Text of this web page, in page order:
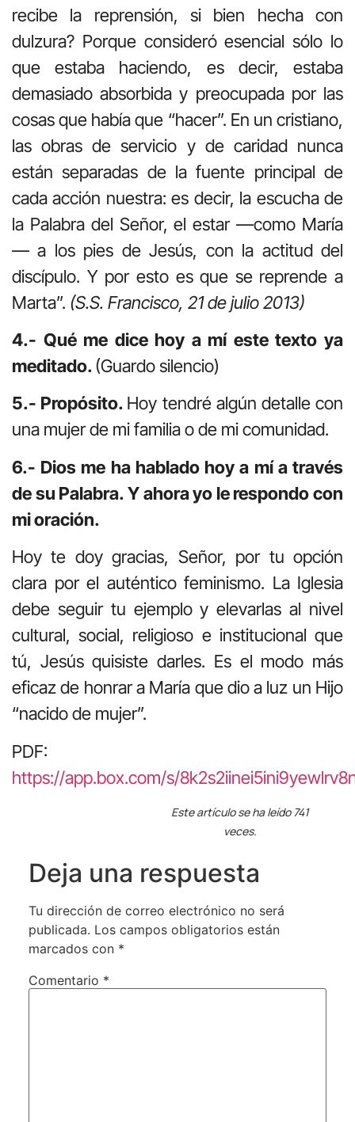
recibe la reprensión, si bien hecha con
dulzura? Porque consideró esencial sólo lo
que estaba haciendo, es decir, estaba
demasiado absorbida y preocupada por las
cosas que había que “hacer”. En un cristiano,
las obras de servicio y de caridad nunca
están separadas de la fuente principal de
cada acción nuestra: es decir, la escucha de
la Palabra del Señor, el estar —como María
— a los pies de Jesús, con la actitud del
discípulo. Y por esto es que se reprende a
Marta”. (S.S. Francisco, 21 de julio 2013)
4.- Qué me dice hoy a mí este texto ya
meditado.(Guardo silencio)
5.- Propósito. Hoy tendré algún detalle con
una mujer de mi familia o de mi comunidad.
6.- Dios me ha hablado hoy a mí a través
de su Palabra. Y ahora yo le respondo con
mi oración.
Hoy te doy gracias, Señor, por tu opción
clara por el auténtico feminismo. La Iglesia
debe seguir tu ejemplo y elevarlas al nivel
cultural, social, religioso e institucional que
tú, Jesús quisiste darles. Es el modo más
eficaz de honrar a María que dio a luz un Hijo
“nacido de mujer”.
PDF:
https://app.box.com/s/
Este artículo se ha leído 741
veces.
Deja una respuesta
Tu dirección de correo electrónico no será
publicada. Los campos obligatorios están
marcados con *
Comentario *